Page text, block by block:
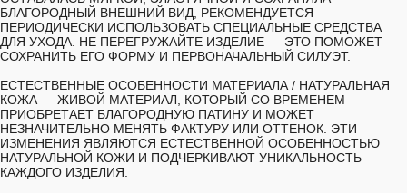
БЛАГОРОДНЫЙ ВНЕШНИЙ ВИД, РЕКОМЕНДУЕТСЯ
ПЕРИОДИЧЕСКИ ИСПОЛЬЗОВАТЬ СПЕЦИАЛЬНЫЕ СРЕДСТВА
ДЛЯ УХОДА. НЕ ПЕРЕГРУЖАЙТЕ ИЗДЕЛИЕ — ЭТО ПОМОЖЕТ
СОХРАНИТЬ ЕГО ФОРМУ И ПЕРВОНАЧАЛЬНЫЙ СИЛУЭТ.
ЕСТЕСТВЕННЫЕ ОСОБЕННОСТИ МАТЕРИАЛА / НАТУРАЛЬНАЯ
КОЖА — ЖИВОЙ МАТЕРИАЛ, КОТОРЫЙ СО ВРЕМЕНЕМ
ПРИОБРЕТАЕТ БЛАГОРОДНУЮ ПАТИНУ И МОЖЕТ
НЕЗНАЧИТЕЛЬНО МЕНЯТЬ ФАКТУРУ ИЛИ ОТТЕНОК. ЭТИ
ИЗМЕНЕНИЯ ЯВЛЯЮТСЯ ЕСТЕСТВЕННОЙ ОСОБЕННОСТЬЮ
НАТУРАЛЬНОЙ КОЖИ И ПОДЧЕРКИВАЮТ УНИКАЛЬНОСТЬ
КАЖДОГО ИЗДЕЛИЯ.